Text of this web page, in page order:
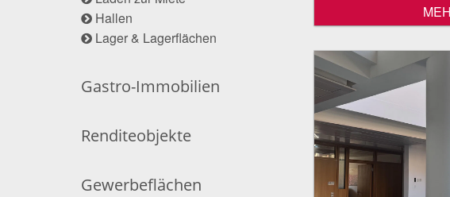
Hallen
Lager & Lagerflächen
Gastro-Immobilien
Renditeobjekte
Gewerbeflächen